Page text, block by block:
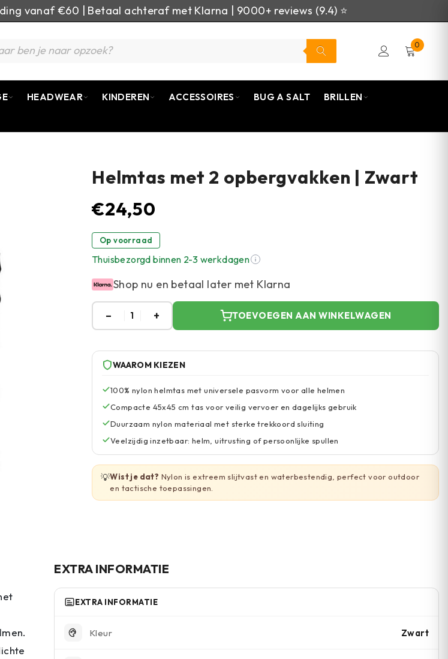
vanaf €60 | Betaal achteraf met Klarna | 9000+ reviews (9.4) ⭐
0
HEADWEAR KINDEREN ACCESSOIRES BUG A SALT
BRILLEN
Helmtas met 2 opbergvakken | Zwart
€24,50
Op voorraad
Thuisbezorgd binnen 2-3 werkdagen
Shop nu en betaal later met Klarna
– 1 + TOEVOEGEN AAN WINKELWAGEN
WAAROM KIEZEN
100% nylon helmtas met universele pasvorm voor alle helmen
Compacte 45x45 cm tas voor veilig vervoer en dagelijks gebruik
Duurzaam nylon materiaal met sterke trekkoord sluiting
Veelzijdig inzetbaar: helm, uitrusting of persoonlijke spullen
💡Wist je dat? Nylon is extreem slijtvast en waterbestendig, perfect voor outdoor
en tactische toepassingen.
EXTRA INFORMATIE
EXTRA INFORMATIE
Kleur Zwart